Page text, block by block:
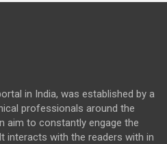
in India, was established by a
professionals around the
aim to constantly engage the
interacts with the readers with in